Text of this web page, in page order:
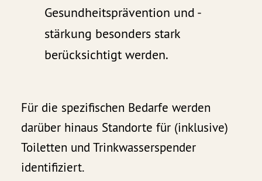
Gesundheitsprävention und -
stärkung besonders stark
berücksichtigt werden.
Für die spezifischen Bedarfe werden
darüber hinaus Standorte für (inklusive)
Toiletten und Trinkwasserspender
identifiziert.